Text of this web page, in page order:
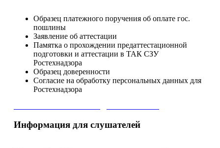
Образец платежного поручения об оплате гос.
пошлины
Заявление об аттестации
Памятка о прохождении предаттестационной
подготовки и аттестации в ТАК СЗУ
Ростехнадзора
Образец доверенности
Согласие на обработку персональных данных для
Ростехнадзора
Информация для слушателей